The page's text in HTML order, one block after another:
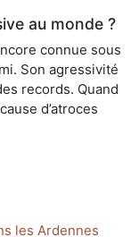
au monde ?
connue sous
Son agressivité
records. Quand
d’atroces
les Ardennes